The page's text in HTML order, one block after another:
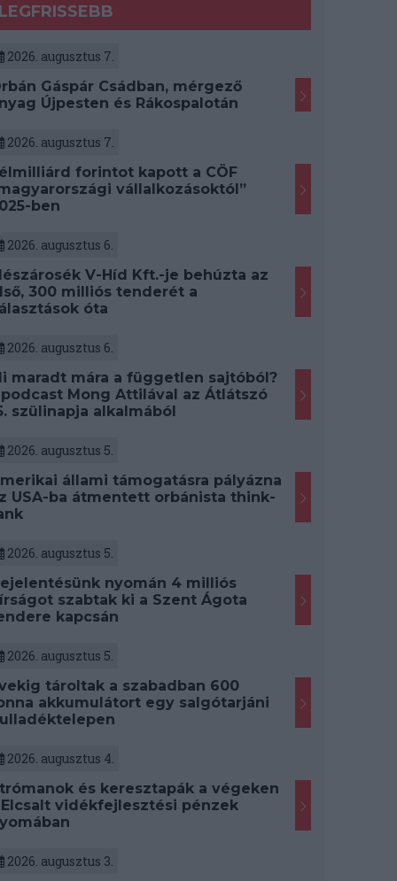
LEGFRISSEBB
2026. augusztus 7.
Gáspár Csádban, mérgező
Újpesten és Rákospalotán
2026. augusztus 7.
forintot kapott a CÖF
vállalkozásoktól”
ben
2026. augusztus 6.
V-Híd Kft.-je behúzta az
300 milliós tenderét a
óta
2026. augusztus 6.
maradt mára a független sajtóból?
podcast Mong Attilával az Átlátszó
szülinapja alkalmából
2026. augusztus 5.
állami támogatásra pályázna
USA-ba átmentett orbánista think-
2026. augusztus 5.
nyomán 4 milliós
szabtak ki a Szent Ágota
kapcsán
2026. augusztus 5.
tároltak a szabadban 600
akkumulátort egy salgótarjáni
2026. augusztus 4.
és keresztapák a végeken
Elcsalt vidékfejlesztési pénzek
2026. augusztus 3.